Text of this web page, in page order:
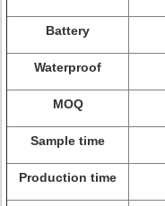
Battery
Waterproof
MOQ
Sample time
Production time